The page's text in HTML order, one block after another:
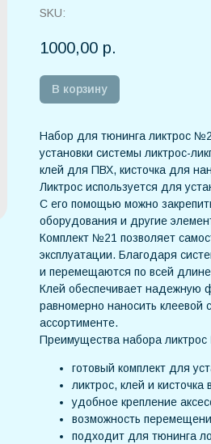
SKU:
1000,00 р.
В корзину
Набор для тюнинга ликтрос
установки системы ликтрос-
клей для ПВХ, кисточка для
Ликтрос используется для
С его помощью можно
оборудования и другие
Комплект №21 позволяет
эксплуатации. Благодаря
и перемещаются по всей
Клей обеспечивает надежную
равномерно наносить клеевой
ассортименте.
Преимущества набора
готовый комплект для
ликтрос, клей и кисточка
удобное крепление
возможность
подходит для тюнинга